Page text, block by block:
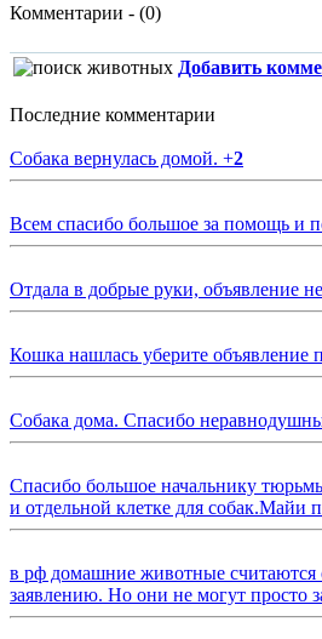
Комментарии - (0)
Добавить
Последние комментарии
Собака вернулась домой. +2
Всем спасибо большое за помощь и
Отдала в добрые руки, объявление
Кошка нашлась уберите объявление
Собака дома. Спасибо
Спасибо большое начальнику
и отдельной клетке для собак.Майи
в рф домашние животные считаются
заявлению. Но они не могут просто